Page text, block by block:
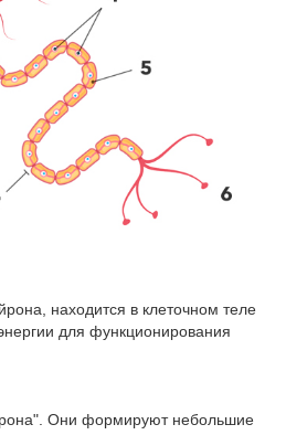
находится в клеточном теле
для функционирования
Они формируют небольшие